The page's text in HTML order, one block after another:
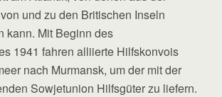
und zu den Britischen Inseln
kann. Mit Beginn des
1941 fahren alliierte Hilfskonvois
nach Murmansk, um der mit der
Sowjetunion Hilfsgüter zu liefern.